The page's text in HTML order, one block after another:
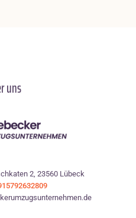
uns
2, 23560 Lübeck